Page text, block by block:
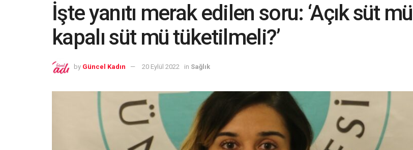
İşte yanıtı merak edilen soru: ‘Açık süt mü
kapalı süt mü tüketilmeli?’
by Güncel Kadın 20 Eylül 2022 in Sağlık